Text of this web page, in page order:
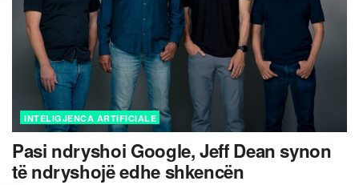
INTELIGJENCA ARTIFICIALE
Pasi ndryshoi Google, Jeff Dean synon
të ndryshojë edhe shkencën